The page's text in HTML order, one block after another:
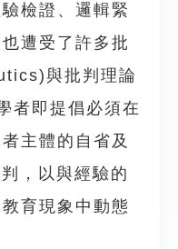
檢證、邏輯緊
遭受了許多批
與批判理論
即提倡必須在
主體的自省及
，以與經驗的
育現象中動態